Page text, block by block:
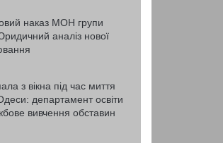
наказ МОН групи
аналіз нової
з вікна під час миття
департамент освіти
вивчення обставин